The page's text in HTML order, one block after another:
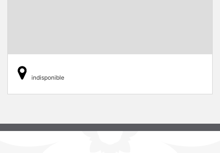
indisponible